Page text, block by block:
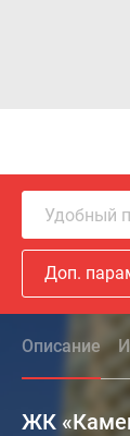
Удобный
Доп.
Описание
ЖК